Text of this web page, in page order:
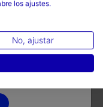
los ajustes.
No, ajustar